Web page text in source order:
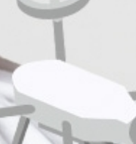
る地域密着
ち、 地元
リーディング企業として土木